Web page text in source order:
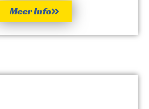
Meer Info